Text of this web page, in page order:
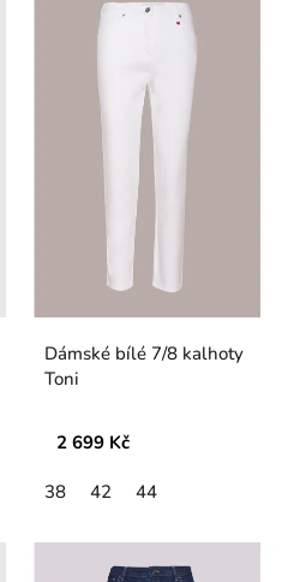
Dámské bílé 7/8 kalhoty
Toni
2 699 Kč
38 42 44